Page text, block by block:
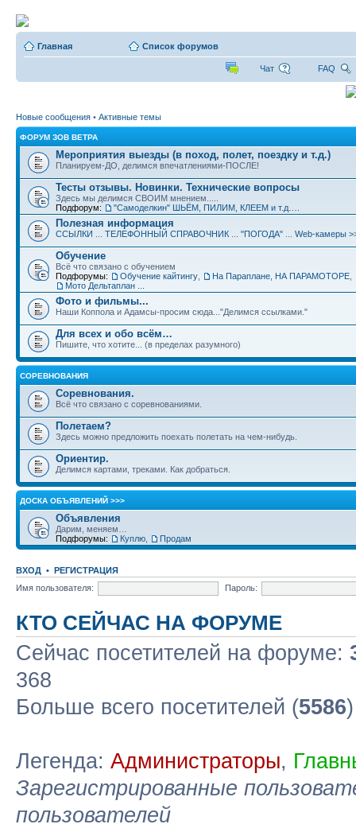
Главная Список форумов
Чат FAQ
Новые сообщения • Активные темы
ФОРУМ ЗОВ ВЕТРА
Мероприятия выезды (в поход, полет, поездку и т.д.)
Планируем-ДО, делимся впечатлениями-ПОСЛЕ!
Тесты отзывы. Новинки. Технические вопросы
Здесь мы делимся СВОИМ мнением.....
Подфорум:
"Самоделкин" ШЬЁМ, ПИЛИМ, КЛЕЕМ и т.д….
Полезная информация
ССЫЛКИ ТЕЛЕФОННЫЙ СПРАВОЧНИК "ПОГОДА" Web-камеры
Обучение
Всё что связано с обучением
Подфорумы:
Обучение кайтингу На Параплане, НА ПАРАМОТОРЕ
Мото Дельтаплан ...
Фото и фильмы...
Наши Коппола и Адамсы-просим сюда..."Делимся ссылками."
Для всех и обо всём…
Пишите, что хотите... (в пределах разумного)
СОРЕВНОВАНИЯ
Соревнования.
Всё что связано с соревнованиями.
Полетаем?
Здесь можно предложить поехать полетать на чем-нибудь.
Ориентир.
Делимся картами, треками. Как добраться.
ДОСКА ОБЪЯВЛЕНИЙ >>>
Объявления
Дарим, меняем…
Подфорумы:
Куплю Продам
ВХОД • РЕГИСТРАЦИЯ
Имя пользователя:
Пароль:
КТО СЕЙЧАС НА ФОРУМЕ
Сейчас посетителей на форуме:
368
Больше всего посетителей (5586
Легенда: Администраторы,
Зарегистрированные
пользователей